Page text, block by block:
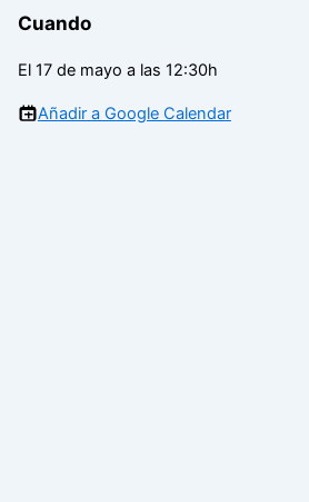
Cuando
El 17 de mayo a las 12:30h
Añadir a Google Calendar